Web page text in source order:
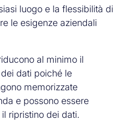
luogo e la flessibilità di
le esigenze aziendali
al minimo il
dati poiché le
memorizzate
e possono essere
ripristino dei dati.